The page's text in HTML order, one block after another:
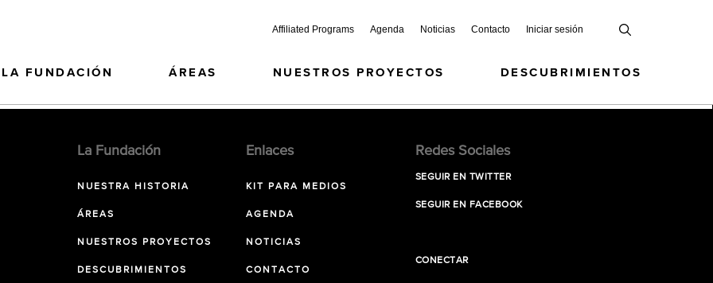
Affiliated Programs Agenda Noticias Contacto Iniciar sesión
LA FUNDACIÓN ÁREAS NUESTROS PROYECTOS DESCUBRIMIENTOS
La Fundación
NUESTRA HISTORIA
ÁREAS
NUESTROS PROYECTOS
DESCUBRIMIENTOS
Enlaces
KIT PARA MEDIOS
AGENDA
NOTICIAS
CONTACTO
Redes Sociales
SEGUIR EN TWITTER
SEGUIR EN FACEBOOK
CONECTAR